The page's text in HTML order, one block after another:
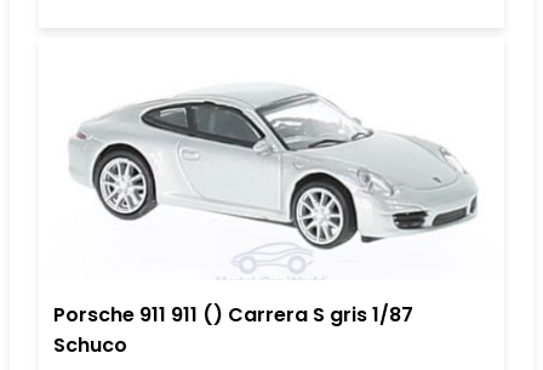
Porsche 911 911 () Carrera S gris 1/87
Schuco